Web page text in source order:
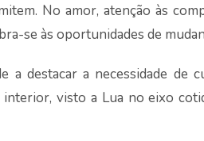
No amor, atenção às
se às oportunidades de
destacar a necessidade de
visto a Lua no eixo